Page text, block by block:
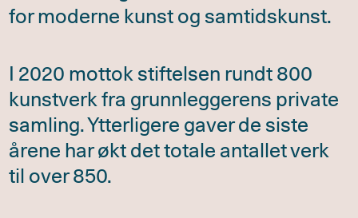
for moderne kunst og samtidskunst.
I 2020 mottok stiftelsen rundt 800
kunstverk fra grunnleggerens private
samling. Ytterligere gaver de siste
årene har økt det totale antallet verk
til over 850.